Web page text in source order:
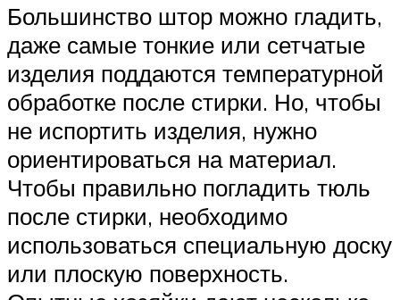
Большинство штор можно гладить,
даже самые тонкие или сетчатые
изделия поддаются температурной
обработке после стирки. Но, чтобы
не испортить изделия, нужно
ориентироваться на материал.
Чтобы правильно погладить тюль
после стирки, необходимо
использоваться специальную доску
или плоскую поверхность.